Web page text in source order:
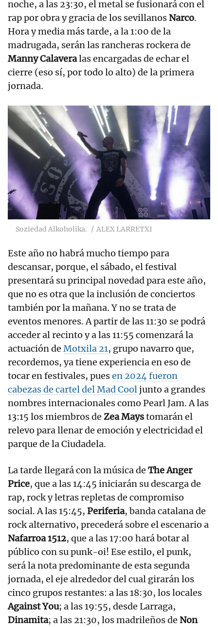
noche, a las 23:30, el metal se fusionará con el
rap por obra y gracia de los sevillanos Narco.
Hora y media más tarde, a la 1:00 de la
madrugada, serán las rancheras rockera de
Manny Calaveralas encargadas de echar el
cierre (eso sí, por todo lo alto) de la primera
jornada.
Soziedad Alkoholika. ALEX LARRETXI
Este año no habrá mucho tiempo para
descansar, porque, el sábado, el festival
presentará su principal novedad para este año,
que no es otra que la inclusión de conciertos
también por la mañana. Y no se trata de
eventos menores. Apartir de las 11:30 se podrá
acceder al recinto y a las 11:55 comenzará la
actuación de Motxila 21, grupo navarro que,
recordemos, ya tiene experiencia en eso de
tocar en festivales, puesen 2024 fueron
cabezas de cartel del Mad Cooljunto a grandes
nombres internacionales como Pearl Jam. A las
13:15 los miembros de Zea Maystomarán el
relevo para llenar de emoción y electricidad el
parque de la Ciudadela.
La tarde llegará con la música de The Anger
Price, que a las 14:45 iniciarán su descarga de
rap, rock y letras repletas de compromiso
social. A las 15:45, Periferia, banda catalana de
rock alternativo, precederá sobre el escenario a
Nafarroa 1512, que a las 17:00 hará botar al
público con su punk-oi! Ese estilo, el punk,
será la nota predominante de esta segunda
jornada, el eje alrededor del cual girarán los
cinco grupos restantes: a las 18:30, los locales
Against You; a las 19:55, desde Larraga,
Dinamita; a las 21:30, los madrileños de Non